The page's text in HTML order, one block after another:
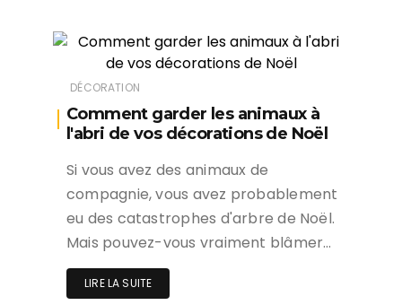
DÉCORATION
Comment garder les animaux à
l'abri de vos décorations de Noël
Si vous avez des animaux de
compagnie, vous avez probablement
eu des catastrophes d'arbre de Noël.
Mais pouvez-vous vraiment blâmer…
LIRE LA SUITE